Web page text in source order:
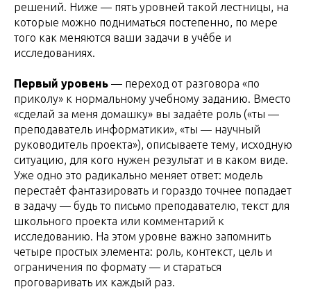
решений. Ниже — пять уровней такой лестницы, на
которые можно подниматься постепенно, по мере
того как меняются ваши задачи в учёбе и
исследованиях.
Первый уровень — переход от разговора «по
приколу» к нормальному учебному заданию. Вместо
«сделай за меня домашку» вы задаёте роль («ты —
преподаватель информатики», «ты — научный
руководитель проекта»), описываете тему, исходную
ситуацию, для кого нужен результат и в каком виде.
Уже одно это радикально меняет ответ: модель
перестаёт фантазировать и гораздо точнее попадает
в задачу — будь то письмо преподавателю, текст для
школьного проекта или комментарий к
исследованию. На этом уровне важно запомнить
четыре простых элемента: роль, контекст, цель и
ограничения по формату — и стараться
проговаривать их каждый раз.